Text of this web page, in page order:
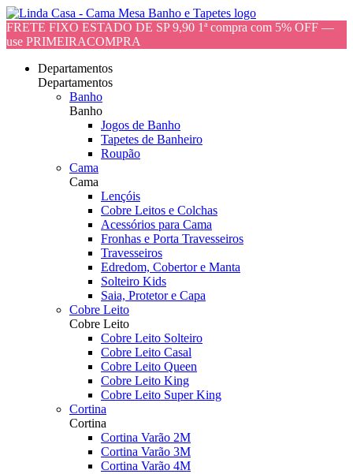
FRETE FIXO ESTADO DE SP 9,90 1ª compra com 5% OFF —
use PRIMEIRACOMPRA
Departamentos
Departamentos
Banho
Banho
Jogos de Banho
Tapetes de Banheiro
Roupão
Cama
Cama
Lençóis
Cobre Leitos e Colchas
Acessórios para Cama
Fronhas e Porta Travesseiros
Travesseiros
Edredom, Cobertor e Manta
Solteiro Kids
Saia, Protetor e Capa
Cobre Leito
Cobre Leito
Cobre Leito Solteiro
Cobre Leito Casal
Cobre Leito Queen
Cobre Leito King
Cobre Leito Super King
Cortina
Cortina
Cortina Varão 2M
Cortina Varão 3M
Cortina Varão 4M